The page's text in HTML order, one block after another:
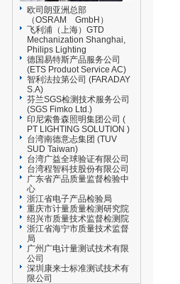
欧司朗亚洲总部
（OSRAM GmbH）
飞利浦（上海）GTD
Mechanization Shanghai,
Philips Lighting
德国易特斯产品服务公司
(ETS Produot Service AC)
智利法拉第公司 (FARADAY
S.A)
芬兰SGS检测技术服务公司
(SGS Fimko Ltd.)
印尼索鲁森照明集团公司 (
PT LIGHTING SOLUTION )
台湾南德意忐集团 (TUV
SUD Taiwan)
台湾广益全球验证有限公司
台湾程智科技股份有限公司
广东省产品质量监督检验中
心
浙江省电子产品检验局
重庆市计量质量检测研究院
绍兴市质量技术监督检测院
浙江省海宁市质量技术监督
局
广州广电计量测试技术有限
公司
深圳康来士标准测试技术有
限公司